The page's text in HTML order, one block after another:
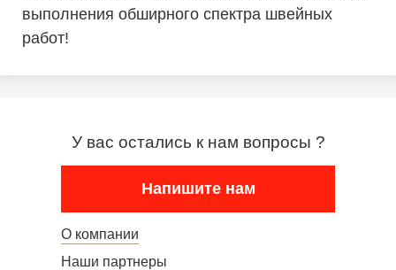
выполнения обширного спектра швейных
работ!
У вас остались к нам вопросы ?
Напишите нам
О компании
Наши партнеры